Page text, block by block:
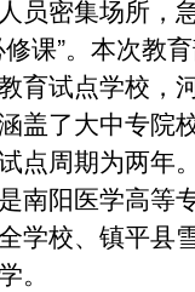
员密集场所，
课”。本次教
育试点学校，
盖了大中专院
点周期为两年
南阳医学高等
学校、镇平县
。